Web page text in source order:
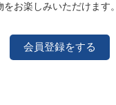
お楽しみいただけます。